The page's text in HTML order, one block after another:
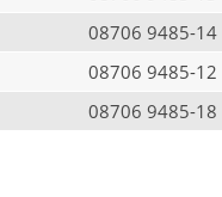
08706 9485-14
08706 9485-12
08706 9485-18